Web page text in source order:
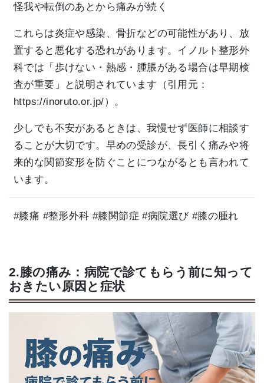
怪我や転倒のあとから痛みが続く
これらは炎症や感染、骨折などの可能性があり、放
置すると悪化する恐れがあります。イノルト整形外
科では「歩けない・熱感・腫脹がある場合は早期検
査が重要」と説明されています（引用元：
https://inoruto.or.jp/）。
少しでも不安があるときは、我慢せず医師に相談す
ることが大切です。早めの受診が、長引く痛みや将
来的な関節変形を防ぐことにつながるとも言われて
います。
#膝痛 #整形外科 #膝関節症 #病院選び #膝の腫れ
2.膝の痛み：病院で診てもらう前に知って
おきたい原因と症状